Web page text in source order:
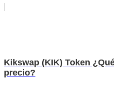
Kikswap (KIK) Token
precio?